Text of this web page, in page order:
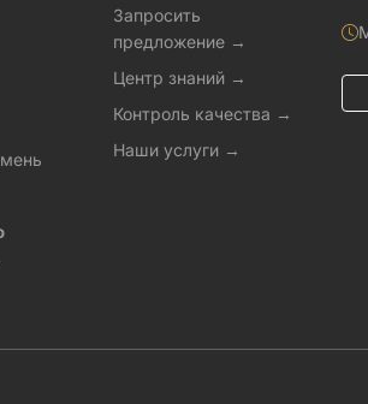
Запросить
предложение →
Центр знаний →
Контроль качества →
Наши услуги →